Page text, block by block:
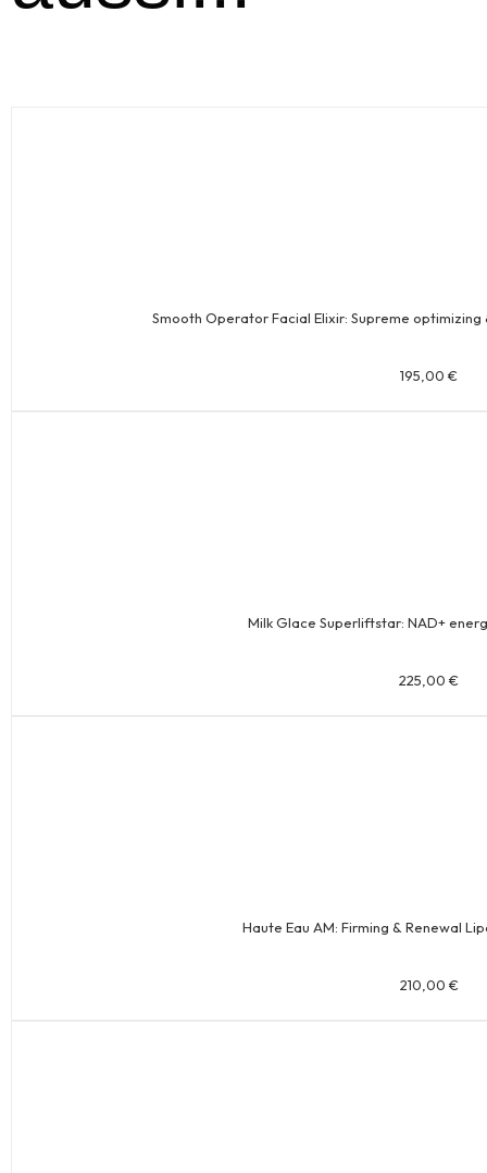
Smooth Operator Facial Elixir: Supreme
195,00 €
Milk Glace Superliftstar: NAD+
225,00 €
Haute Eau AM: Firming & Renewal
210,00 €